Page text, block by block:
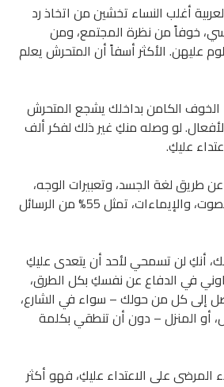
أغلب النساء تخشين من اتخاذ رد
خوفاً من نظرة المجتمع، ومن
عليهن. الأكثر أسفاً أن المتحرش يعلم
الكامن بداخلك يشجع المتحرش
لو وصله منكِ غير ذلك لفكر ألف
عليكِ.
طريق لغة الجسد، وتعبيرات الوجه،
ونظرات الأعين، ونبرة الصوت، والإيماءات، تمثل 55% من الرسائل
أنكِ لن تسمحي لأحد أن يتعدى عليكِ
في الدفاع عن نفسكِ بكل الطرق،
إلى كل من حولك – سواء في الشارع،
أو المنزل – دون أن تنطقي بكلمة
المرضى على الاعتداء عليكِ، فهو أكثر